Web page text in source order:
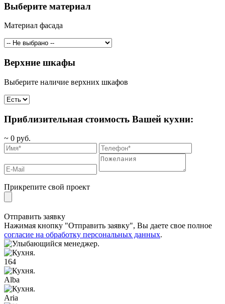
Выберите материал
Материал фасада
Верхние шкафы
Выберите наличие верхних шкафов
Приблизительная стоимость Вашей кухни:
~ 0 руб.
Прикрепите свой проект
Отправить заявку
Нажимая кнопку "Отправить заявку", Вы даете свое полное
согласие на обработку персональных данных.
164
Alba
Aria